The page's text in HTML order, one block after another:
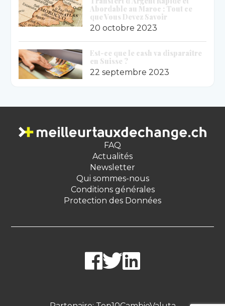
Abordable au Maroc : Tout ce
que Vous Devez Savoir
20 octobre 2023
Est-ce que le cash va disparaître
en Suisse ?
22 septembre 2023
FAQ
Actualités
Newsletter
Qui sommes-nous
Conditions générales
Protection des Données